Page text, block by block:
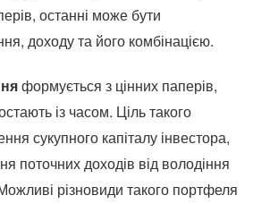
останні може бути
доходу та його комбінацією.
формується з цінних паперів,
із часом. Ціль такого
сукупного капіталу інвестора,
поточних доходів від володіння
різновиди такого портфеля